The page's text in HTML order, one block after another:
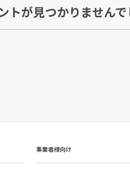
トが見つかりませんで
事業者様向け